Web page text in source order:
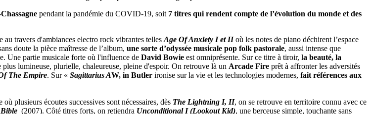
pendant la pandémie du COVID-19, soit 7 titres qui rendent compte de l’évolution du monde et des
travers d'ambiances electro rock vibrantes telles Age Of Anxiety I et IIoù les notes de piano déchirent l’espace
doute la pièce maîtresse de l’album, une sorte d’odyssée musicale pop folk pastorale, aussi intense que
Une partie musicale forte où l'influence de David Bowie est omniprésente. Sur ce titre à tiroir, la beauté, la
plus lumineuse, plurielle, chaleureuse, pleine d'espoir. On retrouve là un Arcade Fire prêt à affronter les adversités
The Empire. Sur « Sagittarius AW, in Butler ironise sur la vie et les technologies modernes, fait références aux
plusieurs écoutes successives sont nécessaires, dès The Lightning I, II, on se retrouve en territoire connu avec ce
(2007). Côté titres forts, on retiendra Unconditional I (Lookout Kid), une berceuse simple, touchante sans